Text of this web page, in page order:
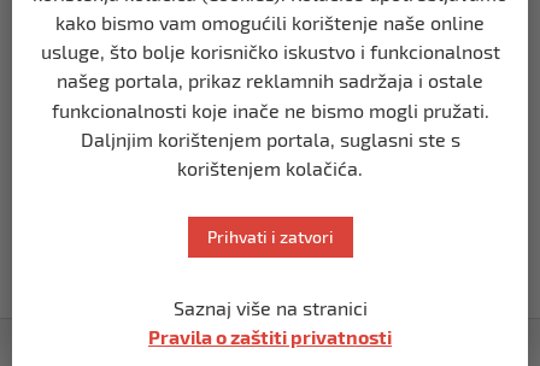
SVIJET
Putin: Spremni smo vojno uzvratiti
Zapadu
prije 11 mjeseci
ozbiljna nakon izraelskog napada na
kako bismo vam omogućili korištenje naše online
usluge, što bolje korisničko iskustvo i funkcionalnost
našeg portala, prikaz reklamnih sadržaja i ostale
funkcionalnosti koje inače ne bismo mogli pružati.
Daljnjim korištenjem portala, suglasni ste s
korištenjem kolačića.
Prihvati i zatvori
Saznaj više na stranici
Pravila o zaštiti privatnosti